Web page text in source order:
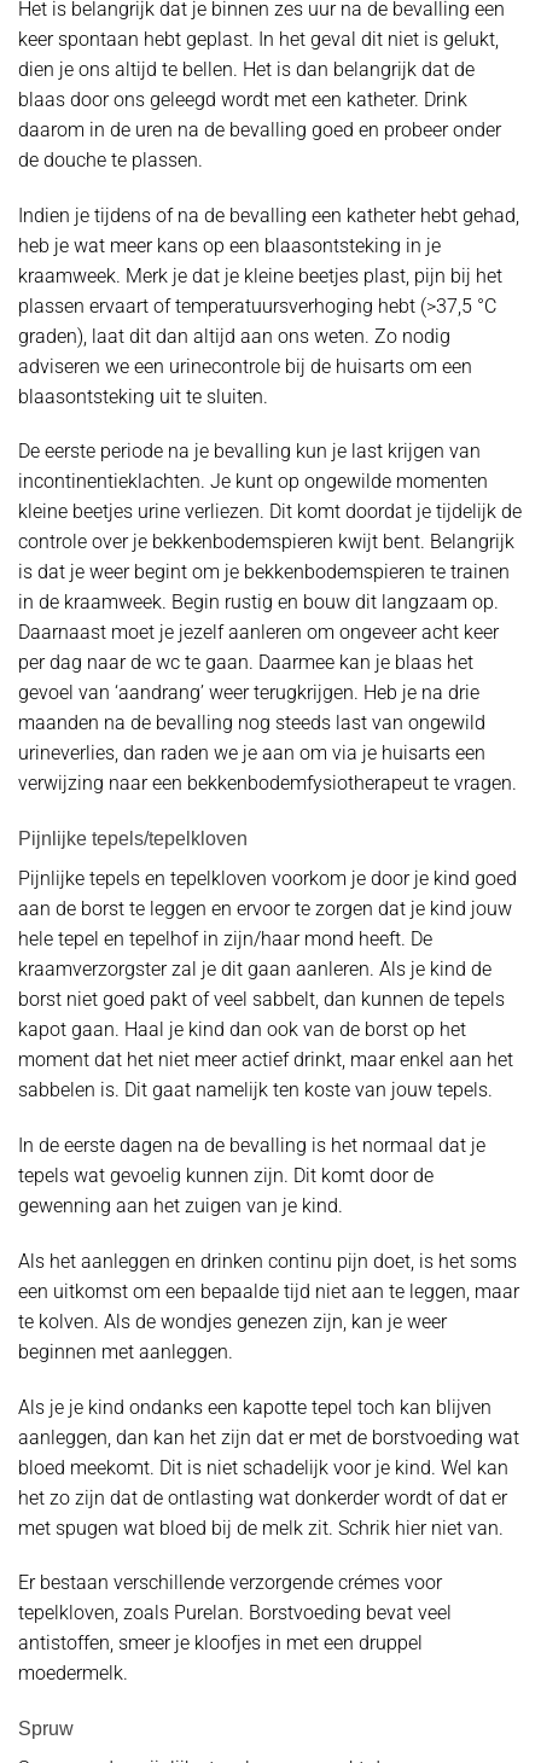
Het is belangrijk dat je binnen zes uur na de bevalling een
keer spontaan hebt geplast. In het geval dit niet is gelukt,
dien je ons altijd te bellen. Het is dan belangrijk dat de
blaas door ons geleegd wordt met een katheter. Drink
daarom in de uren na de bevalling goed en probeer onder
de douche te plassen.
Indien je tijdens of na de bevalling een katheter hebt gehad,
heb je wat meer kans op een blaasontsteking in je
kraamweek. Merk je dat je kleine beetjes plast, pijn bij het
plassen ervaart of temperatuursverhoging hebt (>37,5 °C
graden), laat dit dan altijd aan ons weten. Zo nodig
adviseren we een urinecontrole bij de huisarts om een
blaasontsteking uit te sluiten.
De eerste periode na je bevalling kun je last krijgen van
incontinentieklachten. Je kunt op ongewilde momenten
kleine beetjes urine verliezen. Dit komt doordat je tijdelijk de
controle over je bekkenbodemspieren kwijt bent. Belangrijk
is dat je weer begint om je bekkenbodemspieren te trainen
in de kraamweek. Begin rustig en bouw dit langzaam op.
Daarnaast moet je jezelf aanleren om ongeveer acht keer
per dag naar de wc te gaan. Daarmee kan je blaas het
gevoel van ‘aandrang’ weer terugkrijgen. Heb je na drie
maanden na de bevalling nog steeds last van ongewild
urineverlies, dan raden we je aan om via je huisarts een
verwijzing naar een bekkenbodemfysiotherapeut te vragen.
Pijnlijke tepels/tepelkloven
Pijnlijke tepels en tepelkloven voorkom je door je kind goed
aan de borst te leggen en ervoor te zorgen dat je kind jouw
hele tepel en tepelhof in zijn/haar mond heeft. De
kraamverzorgster zal je dit gaan aanleren. Als je kind de
borst niet goed pakt of veel sabbelt, dan kunnen de tepels
kapot gaan. Haal je kind dan ook van de borst op het
moment dat het niet meer actief drinkt, maar enkel aan het
sabbelen is. Dit gaat namelijk ten koste van jouw tepels.
In de eerste dagen na de bevalling is het normaal dat je
tepels wat gevoelig kunnen zijn. Dit komt door de
gewenning aan het zuigen van je kind.
Als het aanleggen en drinken continu pijn doet, is het soms
een uitkomst om een bepaalde tijd niet aan te leggen, maar
te kolven. Als de wondjes genezen zijn, kan je weer
beginnen met aanleggen.
Als je je kind ondanks een kapotte tepel toch kan blijven
aanleggen, dan kan het zijn dat er met de borstvoeding wat
bloed meekomt. Dit is niet schadelijk voor je kind. Wel kan
het zo zijn dat de ontlasting wat donkerder wordt of dat er
met spugen wat bloed bij de melk zit. Schrik hier niet van.
Er bestaan verschillende verzorgende crémes voor
tepelkloven, zoals Purelan. Borstvoeding bevat veel
antistoffen, smeer je kloofjes in met een druppel
moedermelk.
Spruw